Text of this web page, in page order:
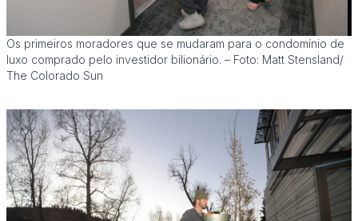
Os primeiros moradores que se mudaram para o condomínio de
luxo comprado pelo investidor bilionário. – Foto: Matt Stensland/
The Colorado Sun